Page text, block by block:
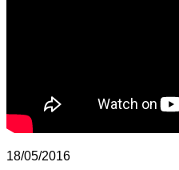
18/05/2016